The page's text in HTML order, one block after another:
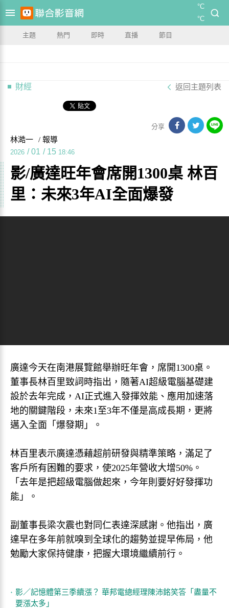
°C
°C
主題 熱門 即時 直播 節目
財經 返回主題列表
分享
林澔一 / 報導
2026 / 01 / 15 18:46
影/廣達旺年會席開1300桌 林百
里：未來3年AI全面爆發
廣達今天在南港展覽館舉辦旺年會，席開1300桌。
董事長林百里致詞時指出，隨著AI超級電腦基礎建
設於去年完成，AI正式進入發揮效能、應用加速落
地的關鍵階段，未來1至3年不僅是高成長期，更將
邁入全面「爆發期」。
林百里表示廣達憑藉超前研發與精準策略，滿足了
客戶所有困難的要求，使2025年營收大增50%。
「去年是把超級電腦做起來，今年則要好好發揮功
能」。
副董事長梁次震也對同仁表達深感謝。他指出，廣
達早在多年前就嗅到全球化的趨勢並提早佈局，他
勉勵大家保持健康，把握大環境繼續前行。
影／記憶體第三季續漲？ 華邦電總經理陳沛銘笑答「盡量不
要漲太多」